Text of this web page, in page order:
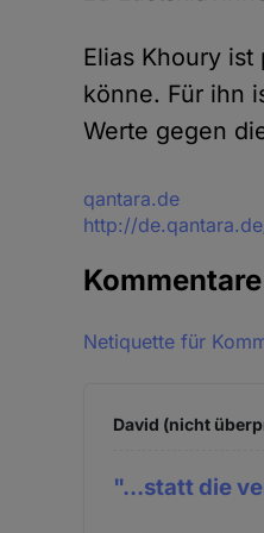
Elias Khoury
könne. Für ihn
Werte gegen
Quelle
qantara.de
http://
Kommentare
Netiquette für
David (nicht
"...statt die